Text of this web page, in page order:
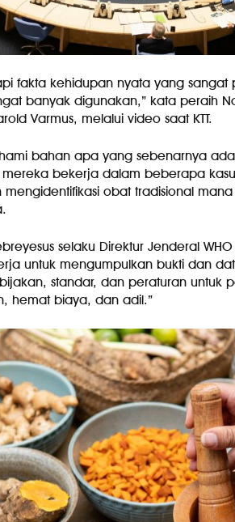
fakta kehidupan nyata yang sangat
banyak digunakan,” kata peraih
Varmus, melalui video saat KTT.
bahan apa yang sebenarnya
bekerja dalam beberapa
obat tradisional
selaku Direktur Jenderal
untuk mengumpulkan bukti dan
standar, dan peraturan untuk
hemat biaya, dan adil.”